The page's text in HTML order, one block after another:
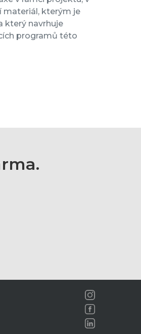
materiál, kterým je
který navrhuje
programů této